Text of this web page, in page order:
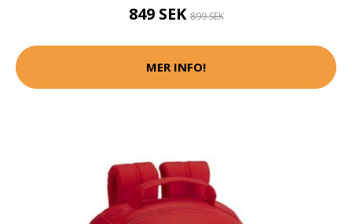
849 SEK899 SEK
MER INFO!